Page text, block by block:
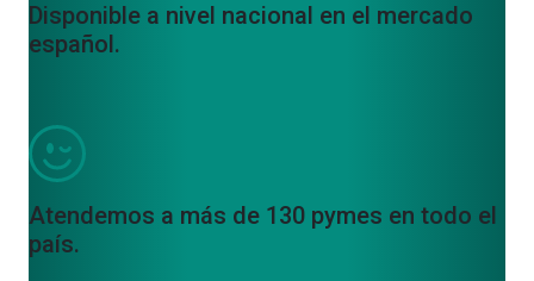
Disponible a nivel nacional en el mercado
español.
Atendemos a más de 130 pymes en todo el
país.